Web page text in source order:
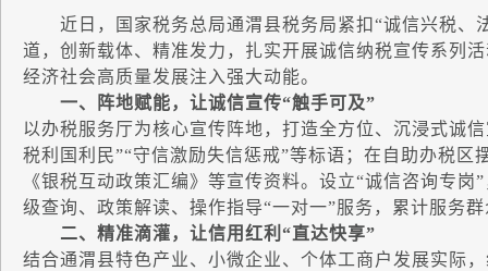
近日，国家税务总局通渭县税务局紧扣“诚信兴税、
道，创新载体、精准发力，扎实开展诚信纳税宣传系列
经济社会高质量发展注入强大动能。
一、阵地赋能，让诚信宣传“触手可及”
以办税服务厅为核心宣传阵地，打造全方位、沉浸式诚
税利国利民”“守信激励失信惩戒”等标语；在自助办税
《银税互动政策汇编》等宣传资料。设立“诚信咨询专
级查询、政策解读、操作指导“一对一”服务，累计服务
二、精准滴灌，让信用红利“直达快享”
结合通渭县特色产业、小微企业、个体工商户发展实际